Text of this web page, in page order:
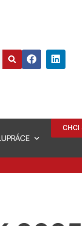
CHCI